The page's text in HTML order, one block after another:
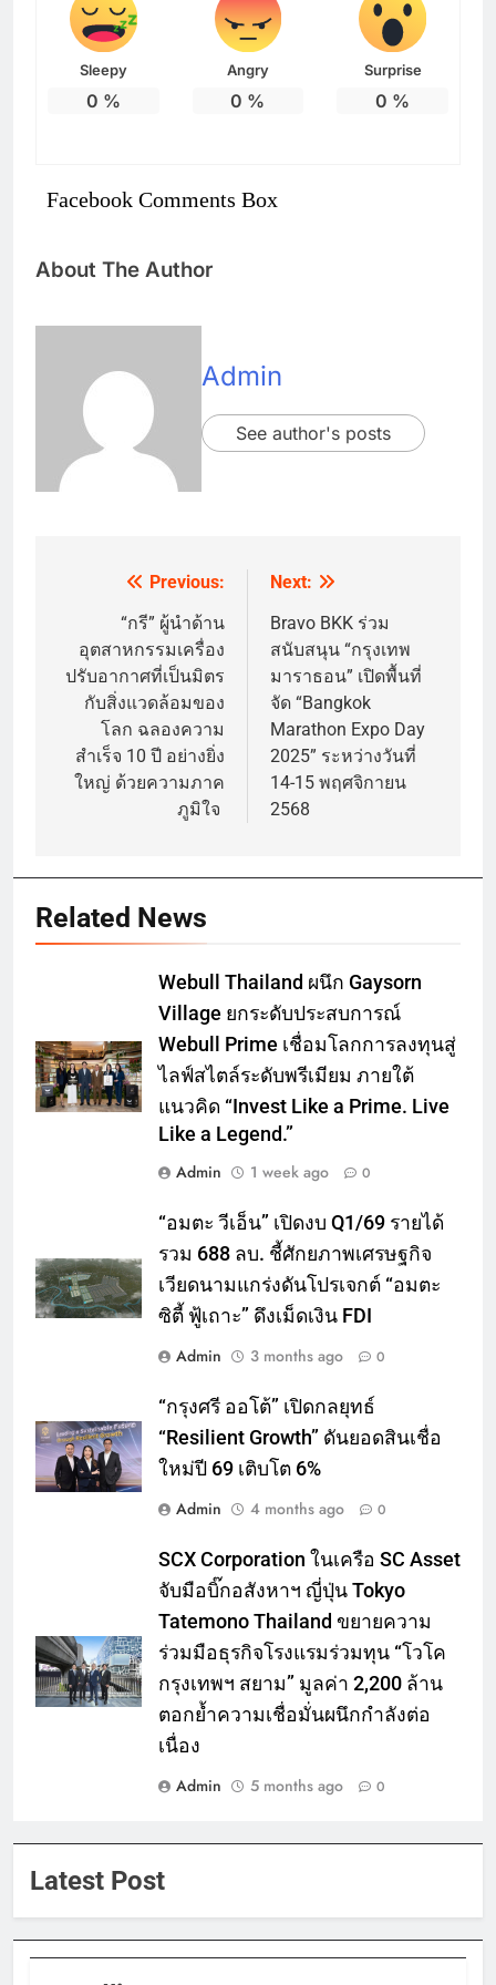
Sleepy
0 %
Angry
0 %
Surprise
0 %
Facebook Comments Box
About The Author
Admin
See author's posts
navigation
Previous:
“กรี” ผู้นำด้าน
อุตสาหกรรมเครื่อง
ปรับอากาศที่เป็นมิตร
กับสิ่งแวดล้อมของ
โลก ฉลองความ
สำเร็จ 10 ปี อย่างยิ่ง
ใหญ่ ด้วยความภาค
ภูมิใจ
Next:
Bravo BKK ร่วม
สนับสนุน “กรุงเทพ
มาราธอน” เปิดพื้นที่
จัด “Bangkok
Marathon Expo Day
2025” ระหว่างวันที่
14-15 พฤศจิกายน
2568
Related News
Webull Thailand ผนึก Gaysorn
Village ยกระดับประสบการณ์
Webull Prime เชื่อมโลกการลงทุนสู่
ไลฟ์สไตล์ระดับพรีเมียม ภายใต้
แนวคิด “Invest Like a Prime. Live
Like a Legend.”
Admin
1 week ago 0
“อมตะ วีเอ็น” เปิดงบ Q1/69 รายได้
รวม 688 ลบ. ชี้ศักยภาพเศรษฐกิจ
เวียดนามแกร่งดันโปรเจกต์ “อมตะ
ซิตี้ ฟู้เถาะ” ดึงเม็ดเงิน FDI
Admin
3 months ago 0
“กรุงศรี ออโต้” เปิดกลยุทธ์
“Resilient Growth” ดันยอดสินเชื่อ
ใหม่ปี 69 เติบโต 6%
Admin
4 months ago 0
SCX Corporation ในเครือ SC Asset
จับมือบิ๊กอสังหาฯ ญี่ปุ่น Tokyo
Tatemono Thailand ขยายความ
ร่วมมือธุรกิจโรงแรมร่วมทุน “โวโค
กรุงเทพฯ สยาม” มูลค่า 2,200 ล้าน
ตอกย้ำความเชื่อมั่นผนึกกำลังต่อ
เนื่อง
Admin
5 months ago 0
Latest Post